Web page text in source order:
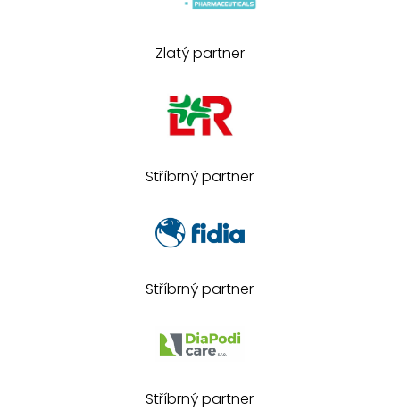
Zlatý partner
Stříbrný partner
Stříbrný partner
Stříbrný partner